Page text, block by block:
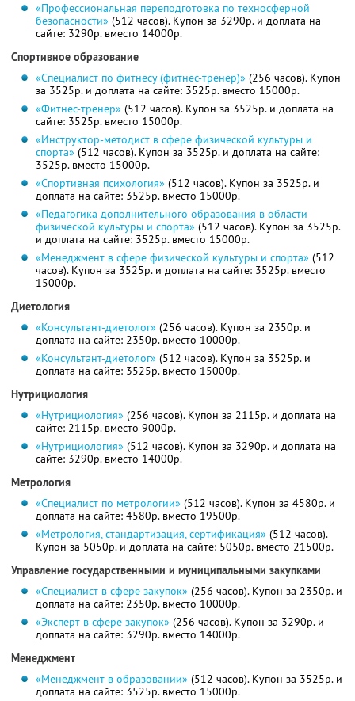
«Профессиональная переподготовка по техносферной
безопасности» (512 часов). Купон за 3290р. и доплата на
сайте: 3290р. вместо 14000р.
Спортивное образование
«Специалист по фитнесу (фитнес-тренер)» (256 часов). Купон
за 3525р. и доплата на сайте: 3525р. вместо 15000р.
«Фитнес-тренер» (512 часов). Купон за 3525р. и доплата на
сайте: 3525р. вместо 15000р.
«Инструктор-методист в сфере физической культуры и
спорта» (512 часов). Купон за 3525р. и доплата на сайте:
3525р. вместо 15000р.
«Спортивная психология» (512 часов). Купон за 3525р. и
доплата на сайте: 3525р. вместо 15000р.
«Педагогика дополнительного образования в области
физической культуры и спорта» (512 часов). Купон за 3525р.
и доплата на сайте: 3525р. вместо 15000р.
«Менеджмент в сфере физической культуры и спорта» (512
часов). Купон за 3525р. и доплата на сайте: 3525р. вместо
15000р.
Диетология
«Консультант-диетолог» (256 часов). Купон за 2350р. и
доплата на сайте: 2350р. вместо 10000р.
«Консультант-диетолог» (512 часов). Купон за 3525р. и
доплата на сайте: 3525р. вместо 15000р.
Нутрициология
«Нутрициология» (256 часов). Купон за 2115р. и доплата на
сайте: 2115р. вместо 9000р.
«Нутрициология» (512 часов). Купон за 3290р. и доплата на
сайте: 3290р. вместо 14000р.
Метрология
«Специалист по метрологии» (512 часов). Купон за 4580р. и
доплата на сайте: 4580р. вместо 19500р.
«Метрология, стандартизация, сертификация» (512 часов).
Купон за 5050р. и доплата на сайте: 5050р. вместо 21500р.
Управление государственными и муниципальными закупками
«Специалист в сфере закупок» (256 часов). Купон за 2350р. и
доплата на сайте: 2350р. вместо 10000р.
«Эксперт в сфере закупок» (256 часов). Купон за 3290р. и
доплата на сайте: 3290р. вместо 14000р.
Менеджмент
«Менеджмент в образовании» (512 часов). Купон за 3525р. и
доплата на сайте: 3525р. вместо 15000р.